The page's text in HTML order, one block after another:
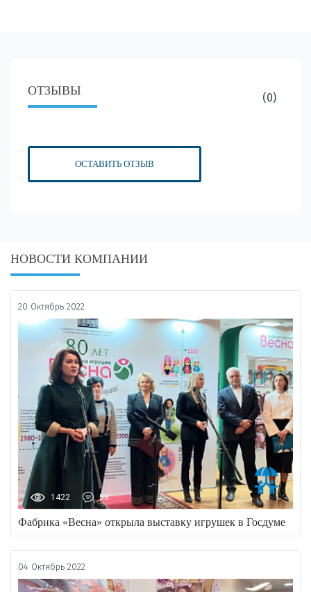
ОТЗЫВЫ
(0)
ОСТАВИТЬ ОТЗЫВ
НОВОСТИ КОМПАНИИ
20 Октябрь 2022
1422 58
Фабрика «Весна» открыла выставку игрушек в Госдуме
04 Октябрь 2022